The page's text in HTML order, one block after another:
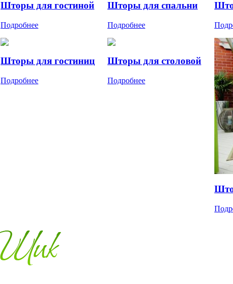
Шторы для гостиной
Подробнее
Шторы для спальни
Подробнее
Шторы для гостиниц
Подробнее
Шторы для столовой
Подробнее